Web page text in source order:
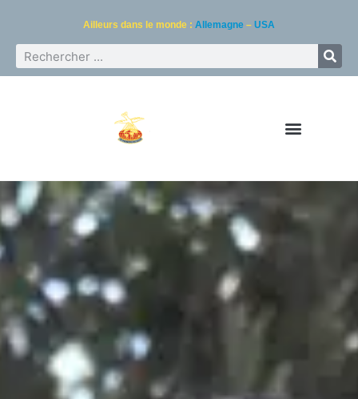
Ailleurs dans le monde : Allemagne – USA